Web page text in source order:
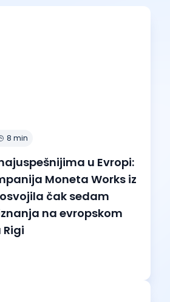
8 min
u Evropi:
Moneta Works iz
čak sedam
na evropskom